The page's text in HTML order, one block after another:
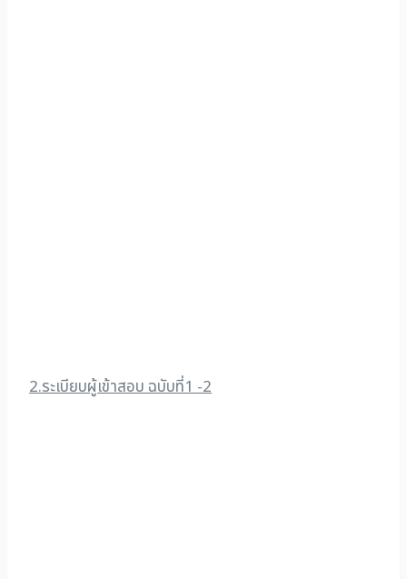
2.ระเบียบผู้เข้าสอบ ฉบับที่1 -2